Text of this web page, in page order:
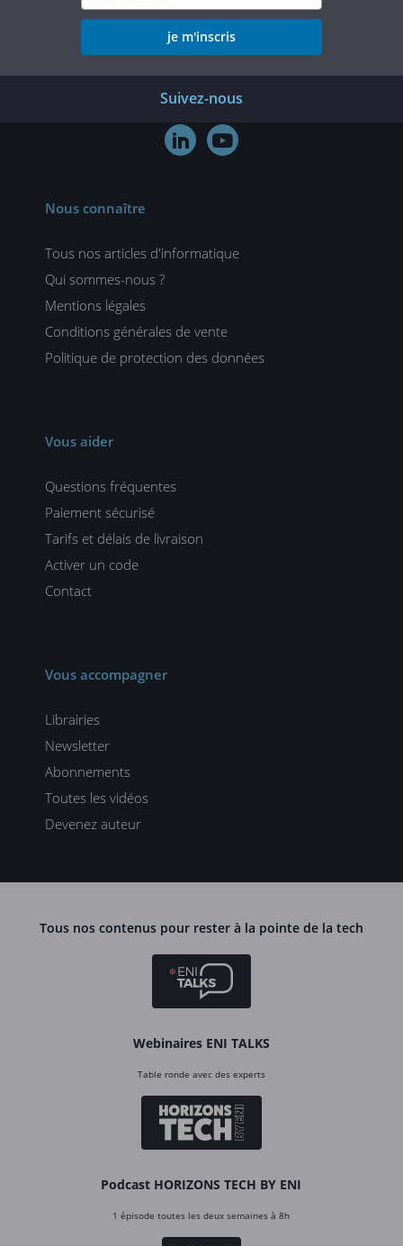
je m'inscris
Suivez-nous
 
Nous connaître
Tous nos articles d'informatique
Qui sommes-nous ?
Mentions légales
Conditions générales de vente
Politique de protection des données
Vous aider
Questions fréquentes
Paiement sécurisé
Tarifs et délais de livraison
Activer un code
Contact
Vous accompagner
Librairies
Newsletter
Abonnements
Toutes les vidéos
Devenez auteur
Tous nos contenus pour rester à la pointe de la tech
Webinaires ENI TALKS
Table ronde avec des experts
Podcast HORIZONS TECH BY ENI
1 épisode toutes les deux semaines à 8h